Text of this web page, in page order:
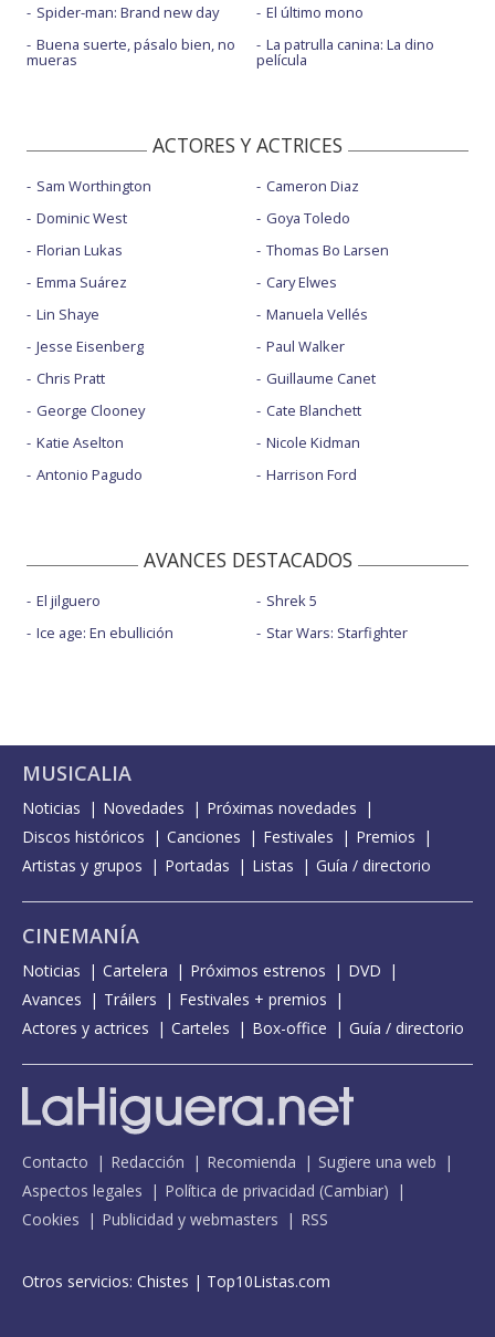
Spider-man: Brand new day
Buena suerte, pásalo bien, no
mueras
El último mono
La patrulla canina: La dino
película
ACTORES Y ACTRICES
Sam Worthington
Dominic West
Florian Lukas
Emma Suárez
Lin Shaye
Jesse Eisenberg
Chris Pratt
George Clooney
Katie Aselton
Antonio Pagudo
Cameron Diaz
Goya Toledo
Thomas Bo Larsen
Cary Elwes
Manuela Vellés
Paul Walker
Guillaume Canet
Cate Blanchett
Nicole Kidman
Harrison Ford
AVANCES DESTACADOS
El jilguero
Ice age: En ebullición
Shrek 5
Star Wars: Starfighter
MUSICALIA
Noticias Novedades
Próximas novedades
Discos históricos
Canciones Festivales
Premios
Artistas y grupos
Portadas Listas Guía / directorio
CINEMANÍA
Noticias Cartelera Próximos estrenos
DVD
Avances
Tráilers
Festivales + premios
Actores y actrices
Carteles Box-office Guía / directorio
Contacto Redacción Recomienda
Sugiere una web
Aspectos legales
Política de privacidad (Cambiar)
Cookies
Publicidad y webmasters RSS
Otros servicios: Chistes | Top10Listas.com